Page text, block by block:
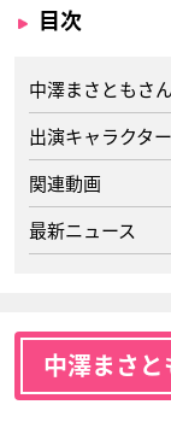
目次
中澤まさともさ
出演キャラクター
関連動画
最新ニュース
中澤まさと